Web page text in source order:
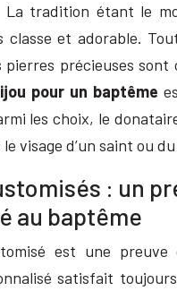
La tradition étant le
classe et adorable.
pierres précieuses sont
pour un baptême
les choix, le
visage d’un saint ou
: un
au baptême
est une preuve
satisfait